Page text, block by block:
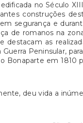
no Século
construções
segurança e
de romanos na
destacam as
Peninsular,
Bonaparte em 1810
deu vida a